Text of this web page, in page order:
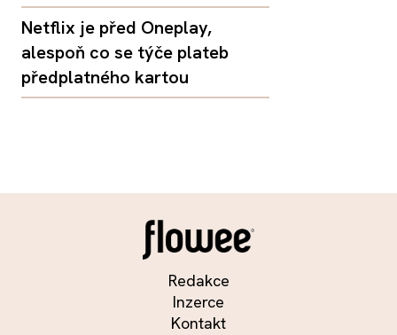
Netflix je před Oneplay,
alespoň co se týče plateb
předplatného kartou
Redakce
Inzerce
Kontakt